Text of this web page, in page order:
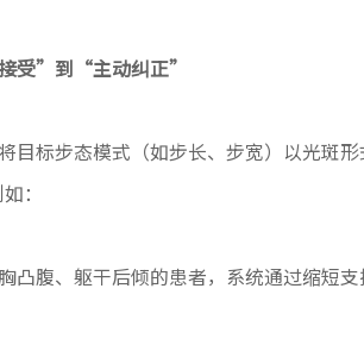
受”到“主动纠正”
目标步态模式（如步长、步宽）以光斑
：
凸腹、躯干后倾的患者，系统通过缩短